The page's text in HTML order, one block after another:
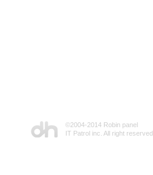
©2004-2014 Robin panel
IT Patrol inc. All right reserved.